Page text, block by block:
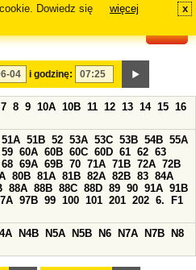
Dowiedz się
więcej x
i godzinę:
7 8 9 10A 10B 11 12 13 14 15 16
51A 51B 52 53A 53C 53B 54B 55A
59 60A 60B 60C 60D 61 62 63
68 69A 69B 70 71A 71B 72A 72B
80B 81A 81B 82A 82B 83 84A
88A 88B 88C 88D 89 90 91A 91B
97B 99 100 101 201 202 6.
F1
N4B N5A N5B N6 N7A N7B
N8